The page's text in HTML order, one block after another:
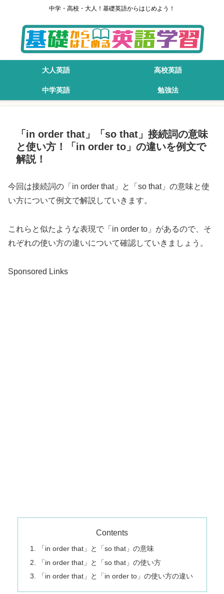
中学・高校・大人！基礎英語からはじめよう！
大人英語 高校英語
中学英語 勉強法
「in order that」「so that」接続詞の意味
と使い方！「in order to」の違いを例文で
解説！
今回は接続詞の「in order that」と「so that」の意味と使
い方について例文で解説していきます。
これらと似たような表現で「in order to」があるので、そ
れぞれの使い方の違いについて確認していきましょう。
Sponsored Links
Contents
「in order that」と「so that」の意味
「in order that」と「so that」の使い方
「in order that」と「in order to」の使い方の違い